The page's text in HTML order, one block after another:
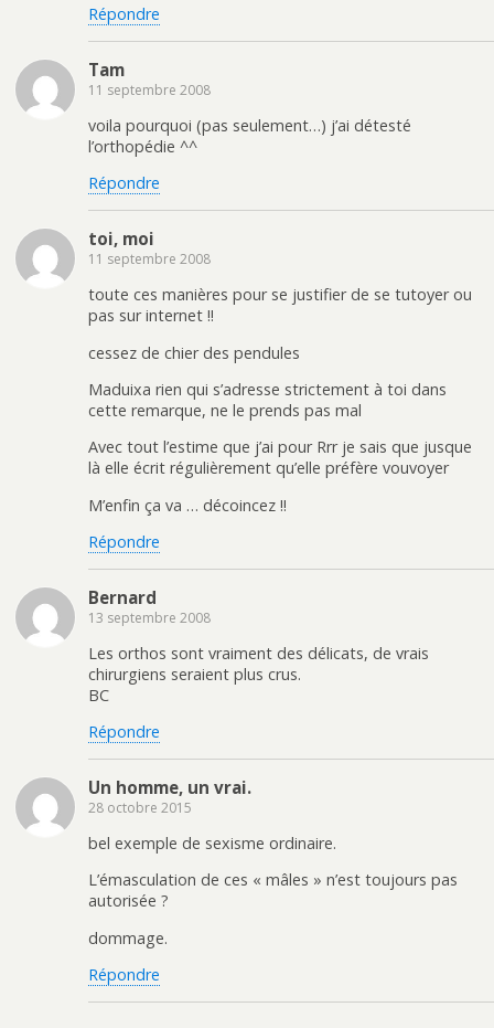
Répondre
Tam
11 septembre 2008
voila pourquoi (pas seulement…) j’ai détesté
l’orthopédie ^^
Répondre
toi, moi
11 septembre 2008
toute ces manières pour se justifier de se tutoyer ou
pas sur internet !!
cessez de chier des pendules
Maduixa rien qui s’adresse strictement à toi dans
cette remarque, ne le prends pas mal
Avec tout l’estime que j’ai pour Rrr je sais que jusque
là elle écrit régulièrement qu’elle préfère vouvoyer
M’enfin ça va … décoincez !!
Répondre
Bernard
13 septembre 2008
Les orthos sont vraiment des délicats, de vrais
chirurgiens seraient plus crus.
BC
Répondre
Un homme, un vrai.
28 octobre 2015
bel exemple de sexisme ordinaire.
L’émasculation de ces « mâles » n’est toujours pas
autorisée ?
dommage.
Répondre